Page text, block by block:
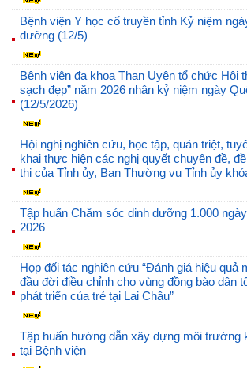
Bệnh viện Y học cổ truyền tỉnh Kỷ niệm
dưỡng (12/5)
Bệnh viên đa khoa Than Uyên tổ chức Hội
sạch đẹp” năm 2026 nhân kỷ niệm ngày
(12/5/2026)
Hội nghị nghiên cứu, học tập, quán triệt,
khai thực hiện các nghị quyết chuyên đề,
thị của Tỉnh ủy, Ban Thường vụ Tỉnh ủy
Tập huấn Chăm sóc dinh dưỡng 1.000
2026
Họp đối tác nghiên cứu “Đánh giá hiệu quả
đầu đời điều chỉnh cho vùng đồng bào dân
phát triển của trẻ tại Lai Châu”
Tập huấn hướng dẫn xây dựng môi trường
tại Bệnh viện